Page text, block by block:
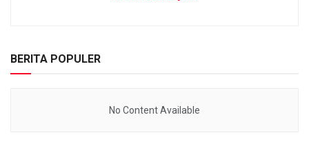
BERITA POPULER
No Content Available